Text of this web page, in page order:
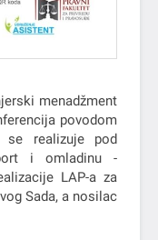
menadžment
povodom
se realizuje pod
i omladinu -
LAP-a za
Sada, a nosilac